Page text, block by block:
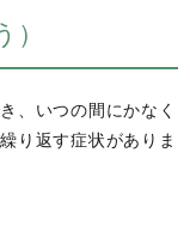
、いつの間にかなく
り返す症状がありま